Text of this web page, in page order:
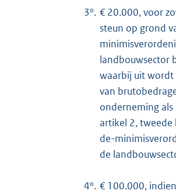
3°. € 20.000, voor
steun op grond
landbouwsector
waarbij uit wordt
van
onderneming
artikel 2, tweede
de-
de
4°. € 100.000,